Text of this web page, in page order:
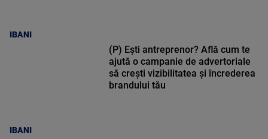
IBANI
IBANI
(P) Ești antreprenor? Află cum te
ajută o campanie de advertoriale
să crești vizibilitatea și încrederea
brandului tău